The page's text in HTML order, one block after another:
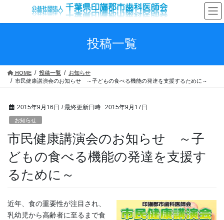
テ
ス
ゲ
ン
投稿一覧
HOME 投稿一覧
お知らせ
市民健康講演会のお知らせ ～子どもの食べる機能の発達を支援するために～
2015年9月16日 / 最終更新日時 : 2015年9月17日
お知らせ
市民健康講演会のお知らせ ～子
どもの食べる機能の発達を支援す
るために～
近年、食の重要性が注目され、
乳幼児から高齢者に至るまで食